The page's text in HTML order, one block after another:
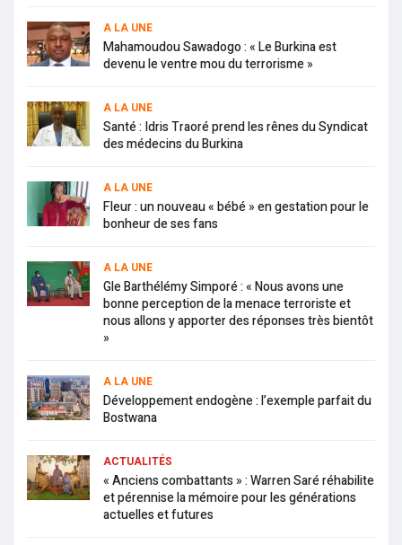
A LA UNE
Mahamoudou Sawadogo : « Le Burkina est
devenu le ventre mou du terrorisme »
A LA UNE
Santé : Idris Traoré prend les rênes du Syndicat
des médecins du Burkina
A LA UNE
Fleur : un nouveau « bébé » en gestation pour le
bonheur de ses fans
A LA UNE
Gle Barthélémy Simporé : « Nous avons une
bonne perception de la menace terroriste et
nous allons y apporter des réponses très bientôt
»
A LA UNE
Développement endogène : l’exemple parfait du
Bostwana
ACTUALITÉS
« Anciens combattants » : Warren Saré réhabilite
et pérennise la mémoire pour les générations
actuelles et futures